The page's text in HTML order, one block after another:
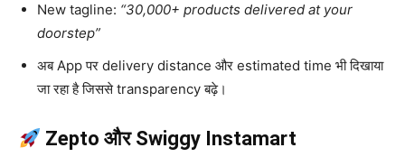
New tagline: “30,000+ products delivered at your
doorstep”
अब App पर delivery distance और estimated time भी दिखाया
जा रहा है जिससे transparency बढ़े।
Zepto और Swiggy Instamart